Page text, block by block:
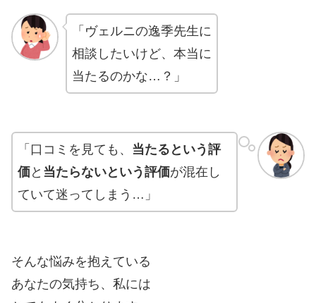
「ヴェルニの逸季先生に
相談したいけど、本当に
当たるのかな…？」
「口コミを見ても、 当たるという評
価と 当たらないという評価が混在し
ていて迷ってしまう…」
そんな悩みを抱えている
あなたの気持ち、私には